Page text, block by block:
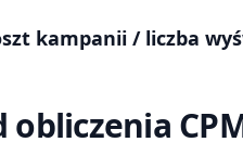
kampanii / liczba
obliczenia